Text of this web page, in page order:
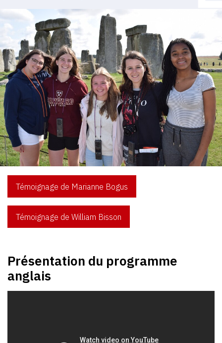
Témoignage de Marianne Bogus
Témoignage de William Bisson
Présentation du programme
anglais